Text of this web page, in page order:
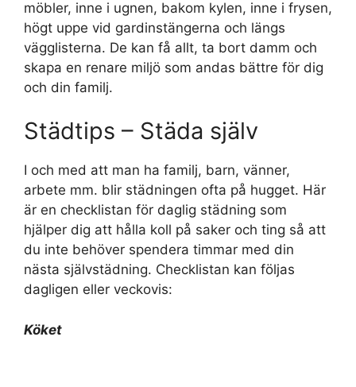
möbler, inne i ugnen, bakom kylen, inne i frysen,
högt uppe vid gardinstängerna och längs
vägglisterna. De kan få allt, ta bort damm och
skapa en renare miljö som andas bättre för dig
och din familj.
Städtips – Städa själv
I och med att man ha familj, barn, vänner,
arbete mm. blir städningen ofta på hugget. Här
är en checklistan för daglig städning som
hjälper dig att hålla koll på saker och ting så att
du inte behöver spendera timmar med din
nästa självstädning. Checklistan kan följas
dagligen eller veckovis:
Köket